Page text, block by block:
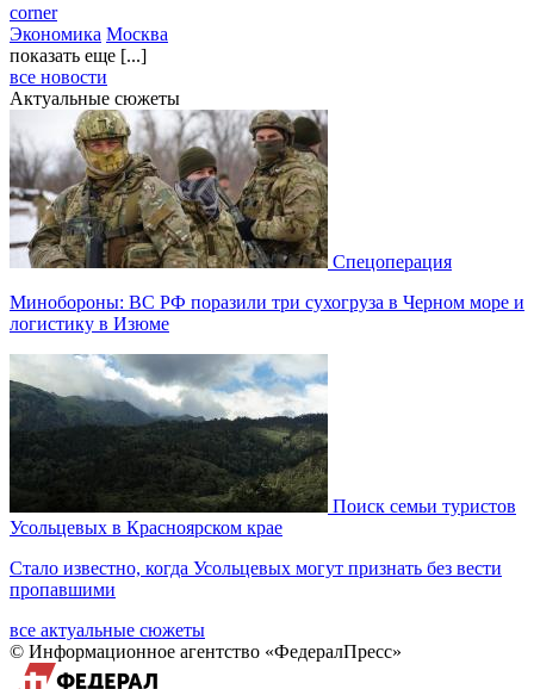
corner
Экономика Москва
показать еще [...]
все новости
Актуальные сюжеты
Спецоперация
Минобороны: ВС РФ поразили три сухогруза в Черном море и
логистику в Изюме
Поиск семьи туристов
Усольцевых в Красноярском крае
Стало известно, когда Усольцевых могут признать без вести
пропавшими
все актуальные сюжеты
© Информационное агентство «ФедералПресс»